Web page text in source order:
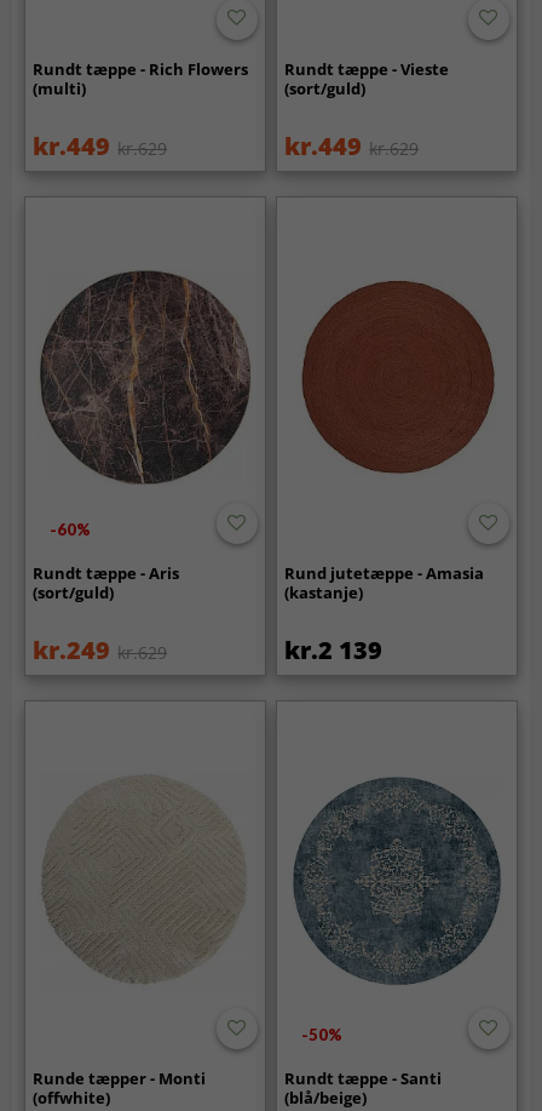
Rundt tæppe - Rich Flowers
(multi)
kr.449 kr.629
Rundt tæppe - Vieste
(sort/guld)
kr.449 kr.629
-60%
Rundt tæppe - Aris
(sort/guld)
kr.249 kr.629
Rund jutetæppe - Amasia
(kastanje)
kr.2 139
Runde tæpper - Monti
(offwhite)
-50%
Rundt tæppe - Santi
(blå/beige)